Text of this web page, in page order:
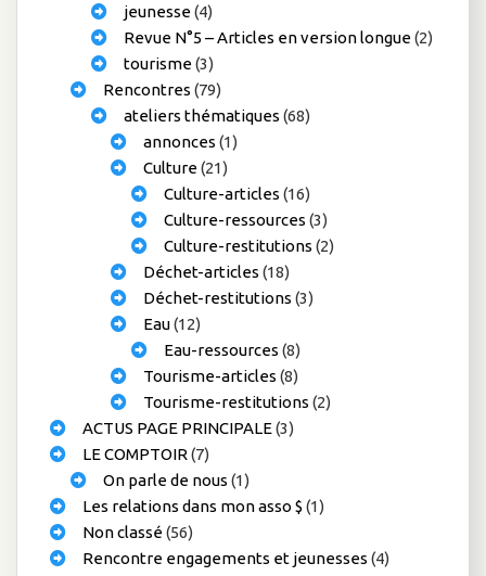
jeunesse(4)
Revue N°5 – Articles en version longue(2)
tourisme(3)
Rencontres (79)
ateliers thématiques (68)
annonces (1)
Culture(21)
Culture-articles (16)
Culture-ressources (3)
Culture-restitutions (2)
Déchet-articles (18)
Déchet-restitutions (3)
Eau(12)
Eau-ressources (8)
Tourisme-articles (8)
Tourisme-restitutions (2)
ACTUS PAGE PRINCIPALE(3)
LE COMPTOIR (7)
On parle de nous (1)
Les relations dans mon asso $ (1)
Non classé(56)
Rencontre engagements et jeunesses (4)